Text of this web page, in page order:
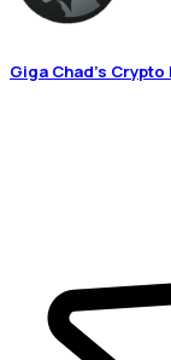
Giga Chad's